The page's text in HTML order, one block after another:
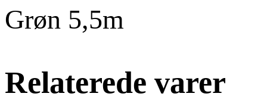
Grøn 5,5m
Relaterede varer